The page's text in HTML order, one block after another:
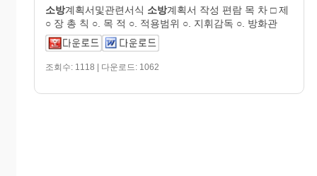
소방계획서및관련서식 소방계획서 작성 편람 목 차 □ 제
○ 장 총 칙 ○. 목 적 ○. 적용범위 ○. 지휘감독 ○. 방화관
조회수: 1118 | 다운로드: 1062